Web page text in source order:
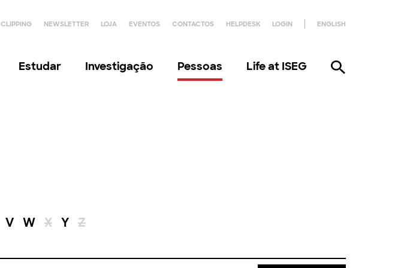
CLIPPING NEWSLETTER LOJA EVENTOS CONTACTOS HELPDESK LOGIN ENGLISH
Estudar Investigação Pessoas Life at ISEG
V W X Y Z